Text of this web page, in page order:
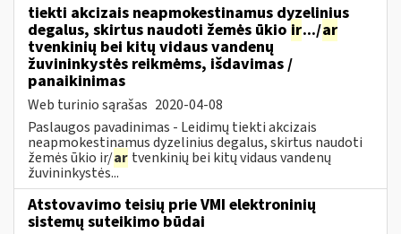
tiekti akcizais neapmokestinamus dyzelinius
degalus, skirtus naudoti žemės ūkio ir.../ar
tvenkinių bei kitų vidaus vandenų
žuvininkystės reikmėms, išdavimas /
panaikinimas
Web turinio sąrašas 2020-04-08
Paslaugos pavadinimas - Leidimų tiekti akcizais
neapmokestinamus dyzelinius degalus, skirtus naudoti
žemės ūkio ir/ar tvenkinių bei kitų vidaus vandenų
žuvininkystės...
Atstovavimo teisių prie VMI elektroninių
sistemų suteikimo būdai